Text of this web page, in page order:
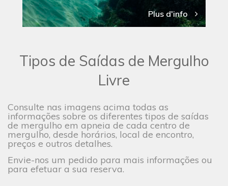
Plus d'info
Tipos de Saídas de Mergulho
Livre
Consulte nas imagens acima todas as
informações sobre os diferentes tipos de saídas
de mergulho em apneia de cada centro de
mergulho, desde horários, local de encontro,
preços e outros detalhes.
Envie-nos um pedido para mais informações ou
para efetuar a sua reserva.